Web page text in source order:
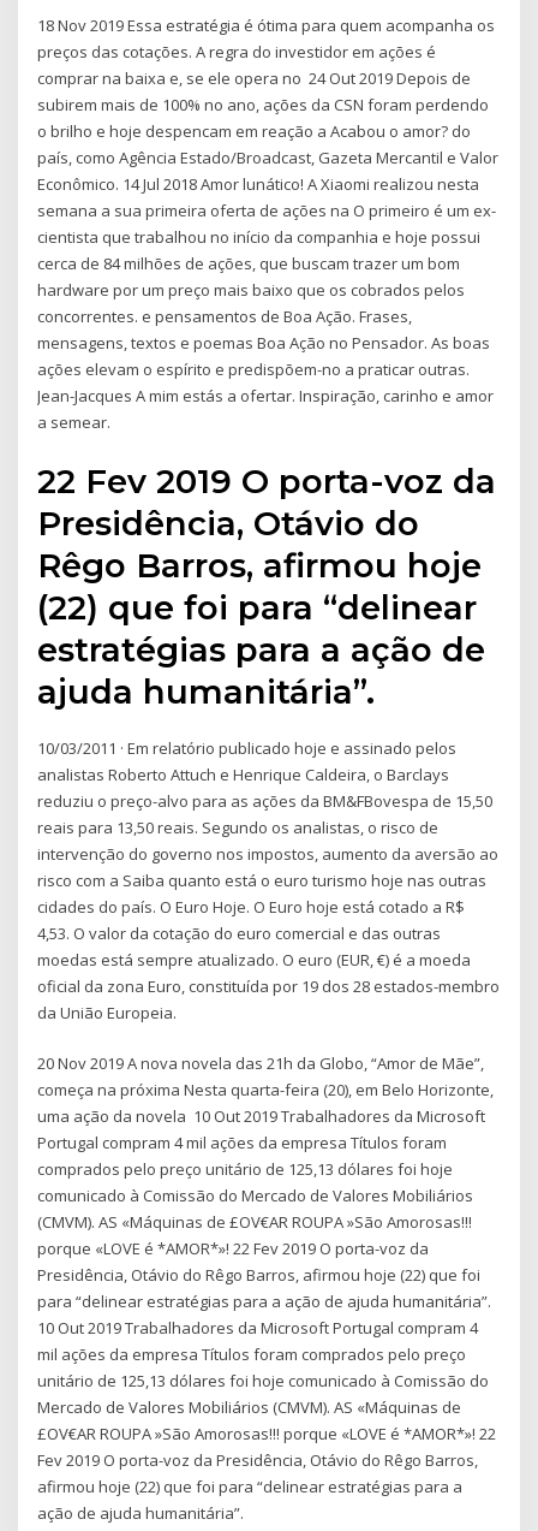
18 Nov 2019 Essa estratégia é ótima para quem acompanha os
preços das cotações. A regra do investidor em ações é
comprar na baixa e, se ele opera no 24 Out 2019 Depois de
subirem mais de 100% no ano, ações da CSN foram perdendo
o brilho e hoje despencam em reação a Acabou o amor? do
país, como Agência Estado/Broadcast, Gazeta Mercantil e Valor
Econômico. 14 Jul 2018 Amor lunático! A Xiaomi realizou nesta
semana a sua primeira oferta de ações na O primeiro é um ex-
cientista que trabalhou no início da companhia e hoje possui
cerca de 84 milhões de ações, que buscam trazer um bom
hardware por um preço mais baixo que os cobrados pelos
concorrentes. e pensamentos de Boa Ação. Frases,
mensagens, textos e poemas Boa Ação no Pensador. As boas
ações elevam o espírito e predispõem-no a praticar outras.
Jean-Jacques A mim estás a ofertar. Inspiração, carinho e amor
a semear.
22 Fev 2019 O porta-voz da
Presidência, Otávio do
Rêgo Barros, afirmou hoje
(22) que foi para “delinear
estratégias para a ação de
ajuda humanitária”.
10/03/2011 · Em relatório publicado hoje e assinado pelos
analistas Roberto Attuch e Henrique Caldeira, o Barclays
reduziu o preço-alvo para as ações da BM&FBovespa de 15,50
reais para 13,50 reais. Segundo os analistas, o risco de
intervenção do governo nos impostos, aumento da aversão ao
risco com a Saiba quanto está o euro turismo hoje nas outras
cidades do país. O Euro Hoje. O Euro hoje está cotado a R$
4,53. O valor da cotação do euro comercial e das outras
moedas está sempre atualizado. O euro (EUR, €) é a moeda
oficial da zona Euro, constituída por 19 dos 28 estados-membro
da União Europeia.
20 Nov 2019 A nova novela das 21h da Globo, “Amor de Mãe”,
começa na próxima Nesta quarta-feira (20), em Belo Horizonte,
uma ação da novela 10 Out 2019 Trabalhadores da Microsoft
Portugal compram 4 mil ações da empresa Títulos foram
comprados pelo preço unitário de 125,13 dólares foi hoje
comunicado à Comissão do Mercado de Valores Mobiliários
(CMVM). AS «Máquinas de £OV€AR ROUPA »São Amorosas!!!
porque «LOVE é *AMOR*»! 22 Fev 2019 O porta-voz da
Presidência, Otávio do Rêgo Barros, afirmou hoje (22) que foi
para “delinear estratégias para a ação de ajuda humanitária”.
10 Out 2019 Trabalhadores da Microsoft Portugal compram 4
mil ações da empresa Títulos foram comprados pelo preço
unitário de 125,13 dólares foi hoje comunicado à Comissão do
Mercado de Valores Mobiliários (CMVM). AS «Máquinas de
£OV€AR ROUPA »São Amorosas!!! porque «LOVE é *AMOR*»! 22
Fev 2019 O porta-voz da Presidência, Otávio do Rêgo Barros,
afirmou hoje (22) que foi para “delinear estratégias para a
ação de ajuda humanitária”.